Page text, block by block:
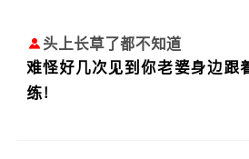
头上长草了都不知道
难怪好几次见到你老婆身边跟
练！